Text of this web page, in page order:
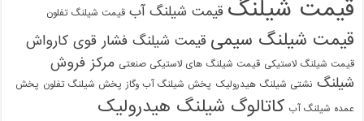
قیمت شیلنگ قیمت شیلنگ آب قیمت شیلنگ تفلون
قیمت شیلنگ سیمی قیمت شیلنگ فشار قوی کارواش
قیمت شیلنگ لاستیکی قیمت شیلنگ های لاستیکی صنعتی مرکز فروش
شیلنگ نشتی شیلنگ هیدرولیک پخش شیلنگ آب وگاز پخش شیلنگ تفلون پخش
عمده شیلنگ آب کاتالوگ شیلنگ هیدرولیک